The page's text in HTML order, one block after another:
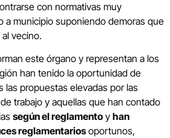
con normativas muy
a municipio suponiendo demoras que
vecino.
este órgano y representan a los
han tenido la oportunidad de
las propuestas elevadas por las
trabajo y aquellas que han contado
según el reglamento y han
reglamentariosoportunos,